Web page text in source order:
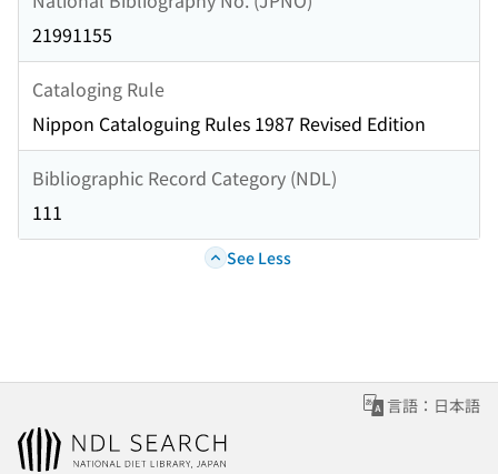
21991155
Cataloging Rule
Nippon Cataloguing Rules 1987 Revised Edition
Bibliographic Record Category (NDL)
111
See Less
言語：日本語